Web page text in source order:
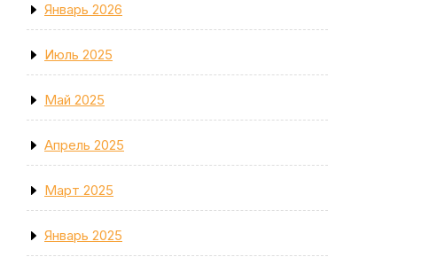
Январь 2026
Июль 2025
Май 2025
Апрель 2025
Март 2025
Январь 2025